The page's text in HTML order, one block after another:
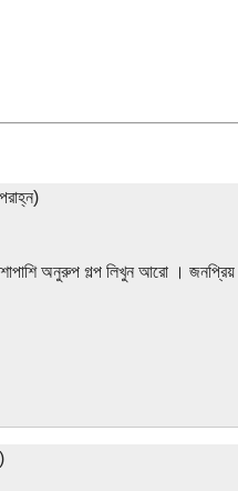
অনুরুপ গল্প লিখুন আরো । জনপ্রিয়